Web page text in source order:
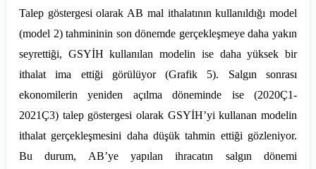
Talep göstergesi olarak AB mal ithalatının kullanıldığı model
(model 2) tahmininin son dönemde gerçekleşmeye daha yakın
seyrettiği, GSYİH kullanılan modelin ise daha yüksek bir
ithalat ima ettiği görülüyor (Grafik 5). Salgın sonrası
ekonomilerin yeniden açılma döneminde ise (2020Ç1-
2021Ç3) talep göstergesi olarak GSYİH’yi kullanan modelin
ithalat gerçekleşmesini daha düşük tahmin ettiği gözleniyor.
Bu durum, AB’ye yapılan ihracatın salgın dönemi